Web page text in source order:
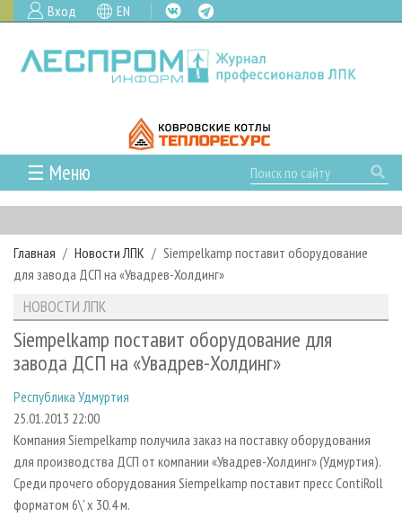
Вход EN
☰ Меню
ГЛАВНАЯ
РУБРИКИ И ТЕМЫ
РУБРИКИ ЖУРНАЛА
ЛЕСОЗАГОТОВКА
ЛЕСОПИЛЕНИЕ
СУШКА ДРЕВЕСИНЫ
ПРОИЗВОДСТВО ДРЕВЕСНЫХ ПЛИТ
ДЕРЕВЯННОЕ ДОМОСТРОЕНИЕ
ПРОИЗВОДСТВО МЕБЕЛИ
НОВОСТИ
НОВОСТИ ЛПК
НОВОСТИ ЖУРНАЛА
ПРОЕКТЫ ЛПИ
АНАЛИТИКА
ПРЕДПРИЯТИЯ ЛПК
ПЕРСОНЫ
МОБИЛЬНЫЕ ВЫСТАВКИ
ОФИЦИАЛЬНЫЕ ДЕЛЕГАЦИИ
ПРИОРИТЕТНЫЕ ИНВЕСТПРОЕКТЫ
АРХИВ
АРХИВ ЖУРНАЛОВ
СТАТЬИ
О ЖУРНАЛЕ
ПОДПИСКА
КОНТАКТЫ
РЕКЛАМОДАТЕЛЯМ
РЕКЛАМА
РЕКЛАМА НА САЙТЕ
Главная Новости ЛПК
Siempelkamp поставит оборудование
для завода ДСП на «Увадрев-Холдинг»
НОВОСТИ ЛПК
Siempelkamp поставит оборудование для
завода ДСП на «Увадрев-Холдинг»
Республика Удмуртия
25.01.2013 22:00
Компания Siempelkamp получила заказ на поставку оборудования
для производства ДСП от компании «Увадрев-Холдинг» (Удмуртия).
Среди прочего оборудования Siempelkamp поставит пресс ContiRoll
форматом 6\' x 30.4 м.